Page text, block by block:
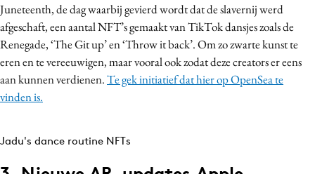
Juneteenth, de dag waarbij gevierd wordt dat de slavernij werd
afgeschaft, een aantal NFT’s gemaakt van TikTok dansjes zoals de
Renegade, ‘The Git up’ en ‘Throw it back’. Om zo zwarte kunst te
eren en te vereeuwigen, maar vooral ook zodat deze creators er eens
aan kunnen verdienen.Te gek initiatief dat hier op OpenSea te
vinden is.
Jadu's dance routine NFTs